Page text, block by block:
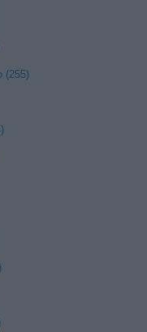
(255)